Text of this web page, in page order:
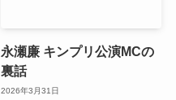
永瀬廉 キンプリ公演MCの
裏話
2026年3月31日